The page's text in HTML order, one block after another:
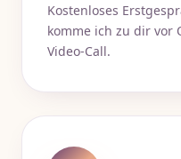
Kostenloses
komme ich zu dir vor
Video-Call.